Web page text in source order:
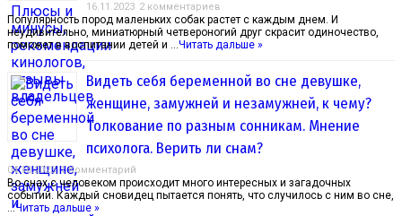
16.11.2023 2 комментариев
Популярность пород маленьких собак растет с каждым днем. И
неудивительно, миниатюрный четвероногий друг скрасит одиночество,
поможет в воспитании детей и …Читать дальше »
Видеть себя беременной во сне девушке,
женщине, замужней и незамужней, к чему?
Толкование по разным сонникам. Мнение
психолога. Верить ли снам?
04.10.2023 1 Комментарий
Во снах с человеком происходит много интересных и загадочных
событий. Каждый сновидец пытается понять, что случилось с ним во сне,
…Читать дальше »